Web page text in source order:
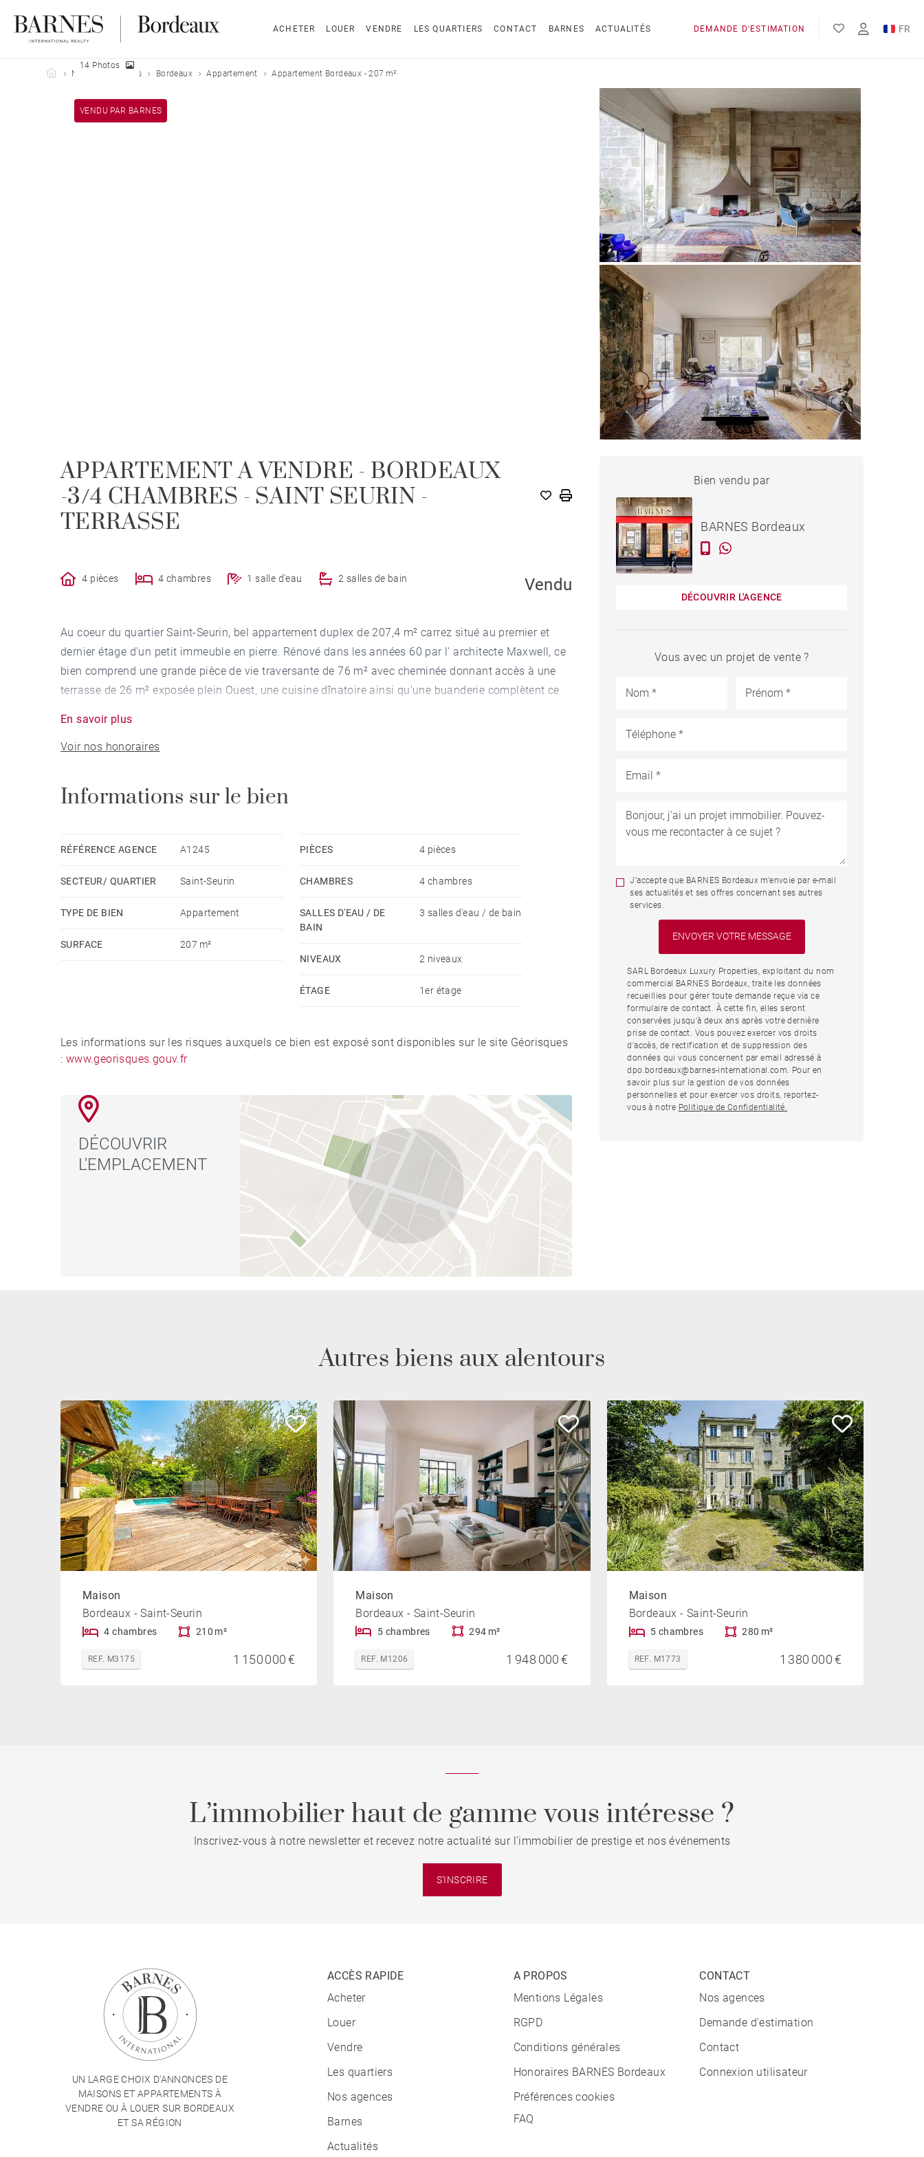
ACHETER LOUER VENDRE LES QUARTIERS CONTACT BARNES ACTUALITÉS DEMANDE D'ESTIMATION
FR
Barnes Bordeaux
Nos biens vendus Bordeaux Appartement Appartement Bordeaux - 207 m²
VENDU PAR BARNES
14 Photos
APPARTEMENT A VENDRE - BORDEAUX
-3/4 CHAMBRES - SAINT SEURIN -
TERRASSE
4 pièces 4 chambres 1 salle d'eau 2 salles de bain Vendu
Au coeur du quartier Saint-Seurin, bel appartement duplex de 207,4 m² carrez situé au premier et
dernier étage d'un petit immeuble en pierre. Rénové dans les années 60 par l' architecte Maxwell, ce
bien comprend une grande pièce de vie traversante de 76 m² avec cheminée donnant accès à une
terrasse de 26 m² exposée plein Ouest, une cuisine dînatoire ainsi qu'une buanderie complètent ce
de bains attenante, deux chambres dont une avec pièce d'eau, une salle de bains ainsi que des
combles.
En savoir plus
Voir nos honoraires
Informations sur le bien
RÉFÉRENCE AGENCE A1245
SECTEUR/ QUARTIER Saint-Seurin
TYPE DE BIEN Appartement
SURFACE 207 m²
PIÈCES 4 pièces
CHAMBRES 4 chambres
SALLES D'EAU / DE
BAIN
3 salles d'eau / de bain
NIVEAUX 2 niveaux
ÉTAGE 1er étage
Les informations sur les risques auxquels ce bien est exposé sont disponibles sur le site Géorisques
: www.georisques.gouv.fr
DÉCOUVRIR
L'EMPLACEMENT
APPARTEMENT BORDEAUX
- 207 M²
Bien vendu par
BARNES Bordeaux
DÉCOUVRIR L'AGENCE
Vous avec un projet de vente ?
J'accepte que BARNES Bordeaux m'envoie par e-mail
ses actualités et ses offres concernant ses autres
services.
SARL Bordeaux Luxury Properties, exploitant du nom
commercial BARNES Bordeaux, traite les données
recueillies pour gérer toute demande reçue via ce
formulaire de contact. À cette fin, elles seront
conservées jusqu’à deux ans après votre dernière
prise de contact. Vous pouvez exercer vos droits
d'accès, de rectification et de suppression des
données qui vous concernent par email adressé à
dpo.bordeaux@barnes-international.com. Pour en
savoir plus sur la gestion de vos données
personnelles et pour exercer vos droits, reportez-
vous à notre Politique de Confidentialité.
Autres biens aux alentours
Maison
Bordeaux - Saint-Seurin
4 chambres 210 m²
REF. M3175 1 150 000 €
Maison
Bordeaux - Saint-Seurin
5 chambres 294 m²
REF. M1206 1 948 000 €
Maison
Bordeaux - Saint-Seurin
5 chambres 280 m²
REF. M1773 1 380 000 €
L’immobilier haut de gamme vous intéresse ?
Inscrivez-vous à notre newsletter et recevez notre actualité sur l'immobilier de prestige et nos événements
S'INSCRIRE
UN LARGE CHOIX D'ANNONCES DE
MAISONS ET APPARTEMENTS À
VENDRE OU À LOUER SUR BORDEAUX
ET SA RÉGION
ACCÈS RAPIDE
Acheter
Louer
Vendre
Les quartiers
Nos agences
Barnes
Actualités
A PROPOS
Mentions Légales
RGPD
Conditions générales
Honoraires BARNES Bordeaux
Préférences cookies
FAQ
CONTACT
Nos agences
Demande d'estimation
Contact
Connexion utilisateur